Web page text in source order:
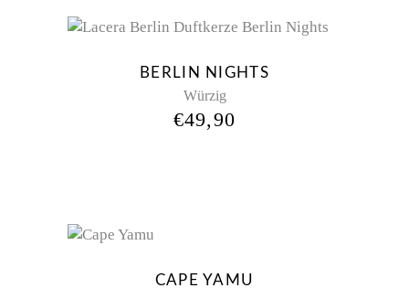
BERLIN NIGHTS
Würzig
€49,90
CAPE YAMU